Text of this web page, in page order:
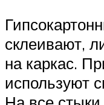
склеивают,
на каркас.
используют